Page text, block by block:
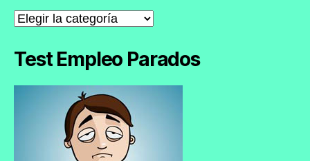
Noticias
de
Test Empleo Parados